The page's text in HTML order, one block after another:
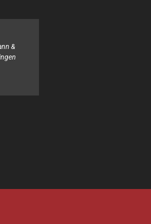
Binnen onze organisatie hebben wij noch de tijd
boekhouding. Het team van Viehmann & van